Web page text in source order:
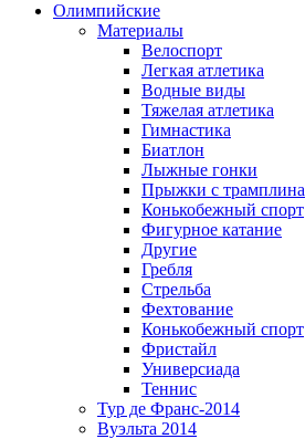
Олимпийские
Материалы
Велоспорт
Легкая атлетика
Водные виды
Тяжелая атлетика
Гимнастика
Биатлон
Лыжные гонки
Прыжки с трамплина
Конькобежный спорт
Фигурное катание
Другие
Гребля
Стрельба
Фехтование
Конькобежный спорт
Фристайл
Универсиада
Теннис
Тур де Франс-2014
Вуэльта 2014